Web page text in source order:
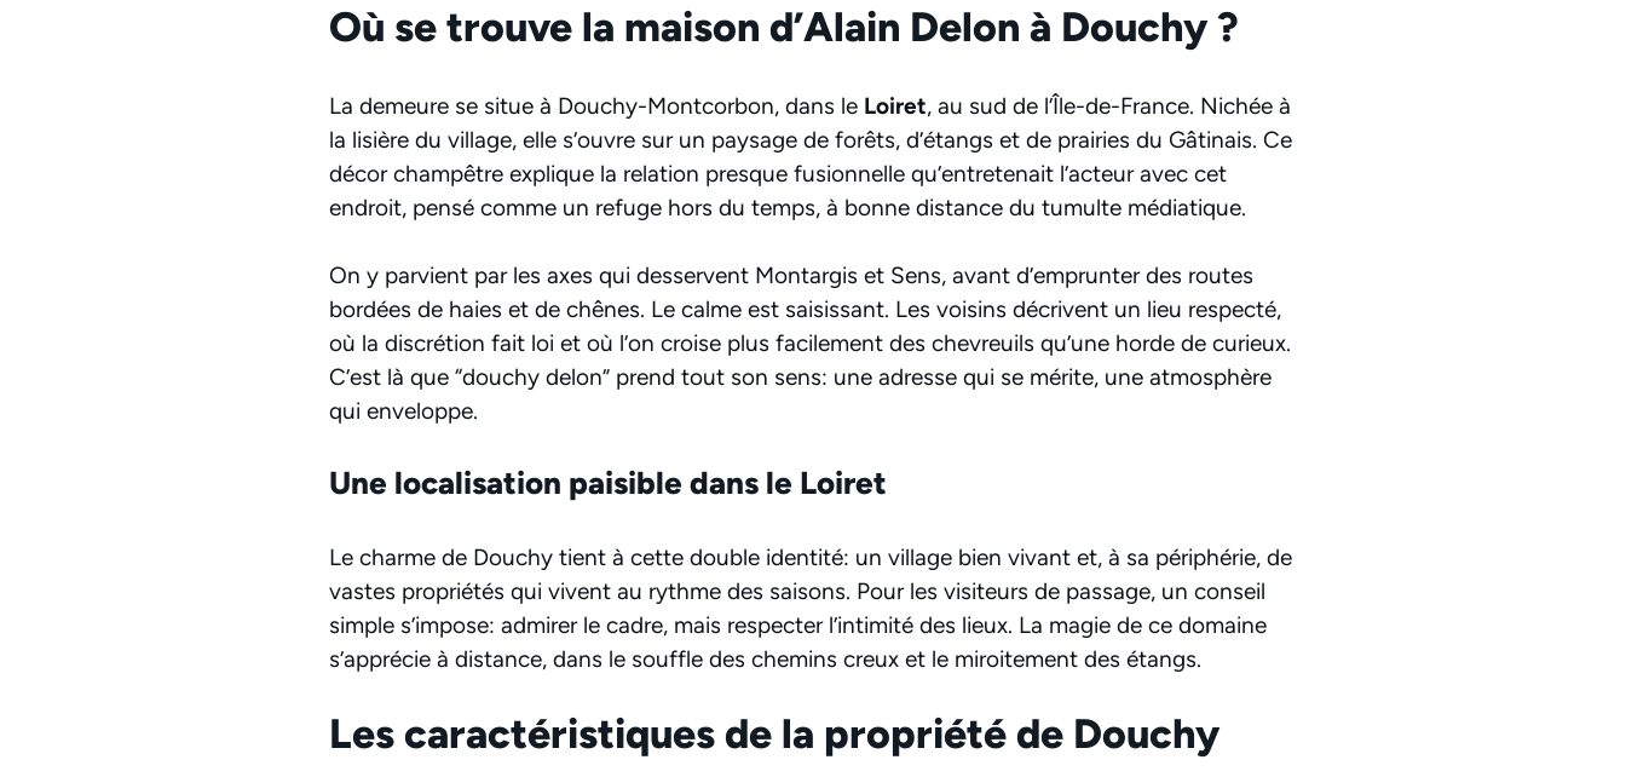
Où se trouve la maison d’Alain Delon à Douchy ?
La demeure se situe à Douchy-Montcorbon, dans le Loiret, au sud de l’Île-de-France. Nichée à
la lisière du village, elle s’ouvre sur un paysage de forêts, d’étangs et de prairies du Gâtinais. Ce
décor champêtre explique la relation presque fusionnelle qu’entretenait l’acteur avec cet
endroit, pensé comme un refuge hors du temps, à bonne distance du tumulte médiatique.
On y parvient par les axes qui desservent Montargis et Sens, avant d’emprunter des routes
bordées de haies et de chênes. Le calme est saisissant. Les voisins décrivent un lieu respecté,
où la discrétion fait loi et où l’on croise plus facilement des chevreuils qu’une horde de curieux.
C’est là que “douchy delon” prend tout son sens: une adresse qui se mérite, une atmosphère
qui enveloppe.
Une localisation paisible dans le Loiret
Le charme de Douchy tient à cette double identité: un village bien vivant et, à sa périphérie, de
vastes propriétés qui vivent au rythme des saisons. Pour les visiteurs de passage, un conseil
simple s’impose: admirer le cadre, mais respecter l’intimité des lieux. La magie de ce domaine
s’apprécie à distance, dans le souffle des chemins creux et le miroitement des étangs.
Les caractéristiques de la propriété de Douchy